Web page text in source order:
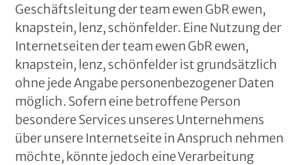
Geschäftsleitung der team ewen GbR ewen,
knapstein, lenz, schönfelder. Eine Nutzung der
Internetseiten der team ewen GbR ewen,
knapstein, lenz, schönfelder ist grundsätzlich
ohne jede Angabe personenbezogener Daten
möglich. Sofern eine betroffene Person
besondere Services unseres Unternehmens
über unsere Internetseite in Anspruch nehmen
möchte, könnte jedoch eine Verarbeitung